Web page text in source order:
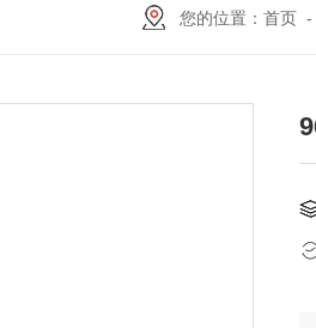
您的位置： 首页 -